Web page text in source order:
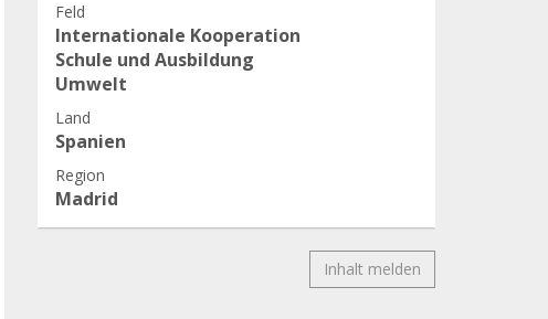
Feld
Internationale Kooperation
Schule und Ausbildung
Umwelt
Land
Spanien
Region
Madrid
Inhalt melden